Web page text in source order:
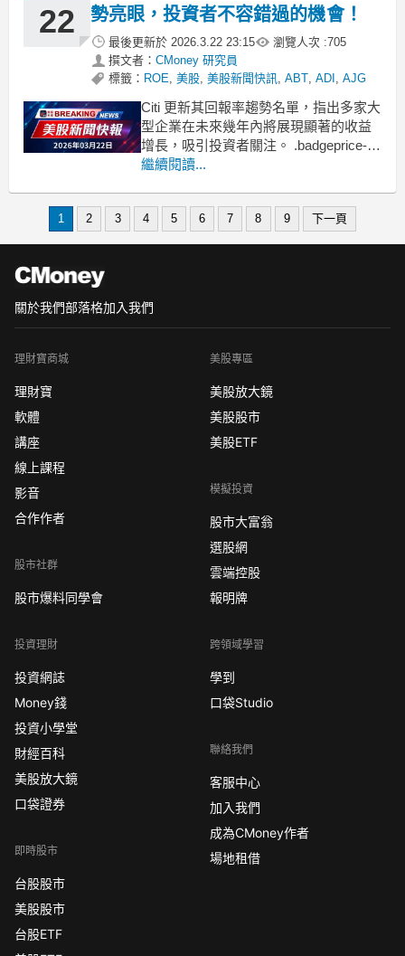
22
勢亮眼，投資者不容錯過的機會！
最後更新於 2026.3.22 23:15 瀏覽人次 :705
撰文者： CMoney 研究員
標籤： ROE, 美股, 美股新聞快訊, ABT, ADI , AJG
Citi 更新其回報率趨勢名單，指出多家大
型企業在未來幾年內將展現顯著的收益
增長，吸引投資者關注。 .badgeprice-
container {
gap: 1rem !important;
f
繼續閱讀...
1 2 3 4 5 6 7 8 9 下一頁
關於我們部落格加入我們
理財寶商城
理財寶
軟體
講座
線上課程
影音
合作作者
股市社群
股市爆料同學會
投資理財
投資網誌
Money錢
投資小學堂
財經百科
美股放大鏡
口袋證券
即時股市
台股股市
美股股市
台股ETF
美股專區
美股放大鏡
美股股市
美股ETF
模擬投資
股市大富翁
選股網
雲端控股
報明牌
跨領域學習
學到
口袋Studio
聯絡我們
客服中心
加入我們
成為CMoney作者
場地租借